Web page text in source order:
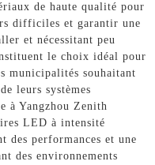
de haute qualité pour
difficiles et garantir une
et nécessitant peu
le choix idéal pour
municipalités souhaitant
leurs systèmes
à Yangzhou Zenith
LED à intensité
des performances et une
des environnements